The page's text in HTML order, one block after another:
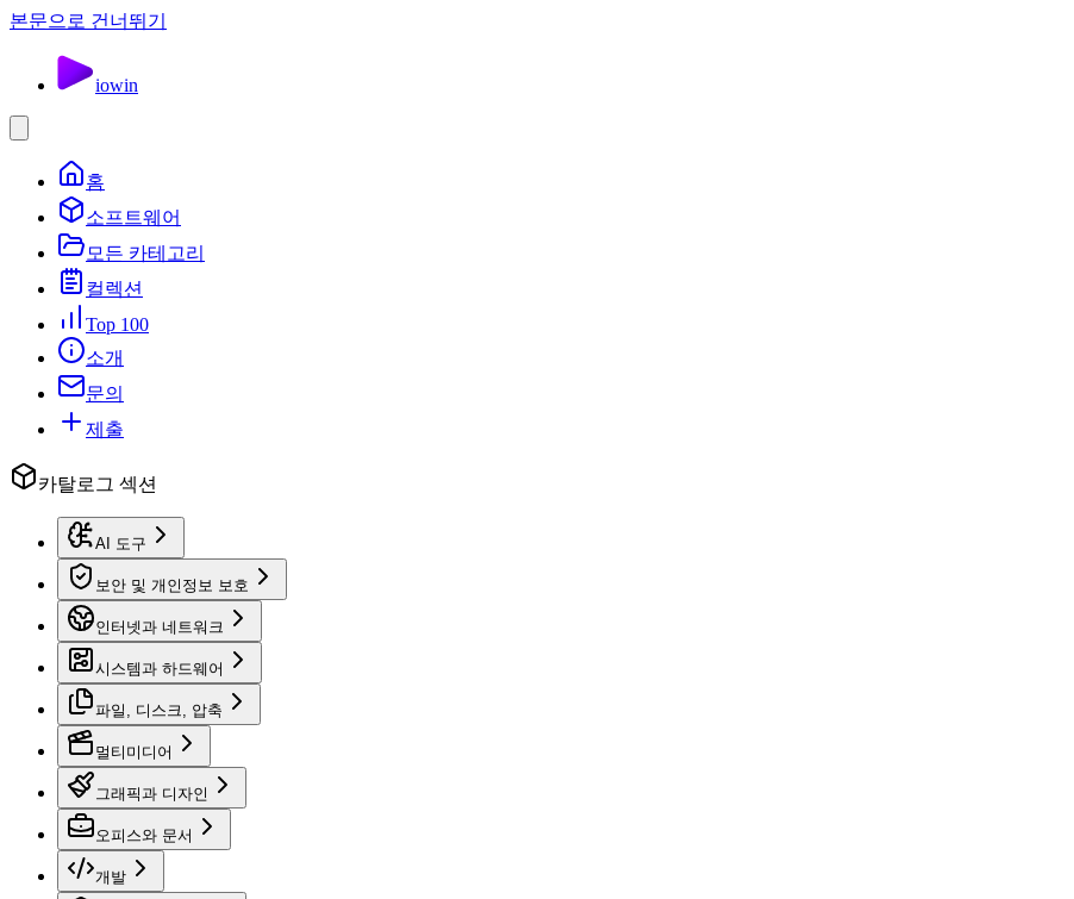
본문으로 건너뛰기
iowin
홈
소프트웨어
모든 카테고리
컬렉션
Top 100
소개
문의
제출
카탈로그 섹션
AI 도구
보안 및 개인정보 보호
인터넷과 네트워크
시스템과 하드웨어
파일, 디스크, 압축
멀티미디어
그래픽과 디자인
오피스와 문서
개발